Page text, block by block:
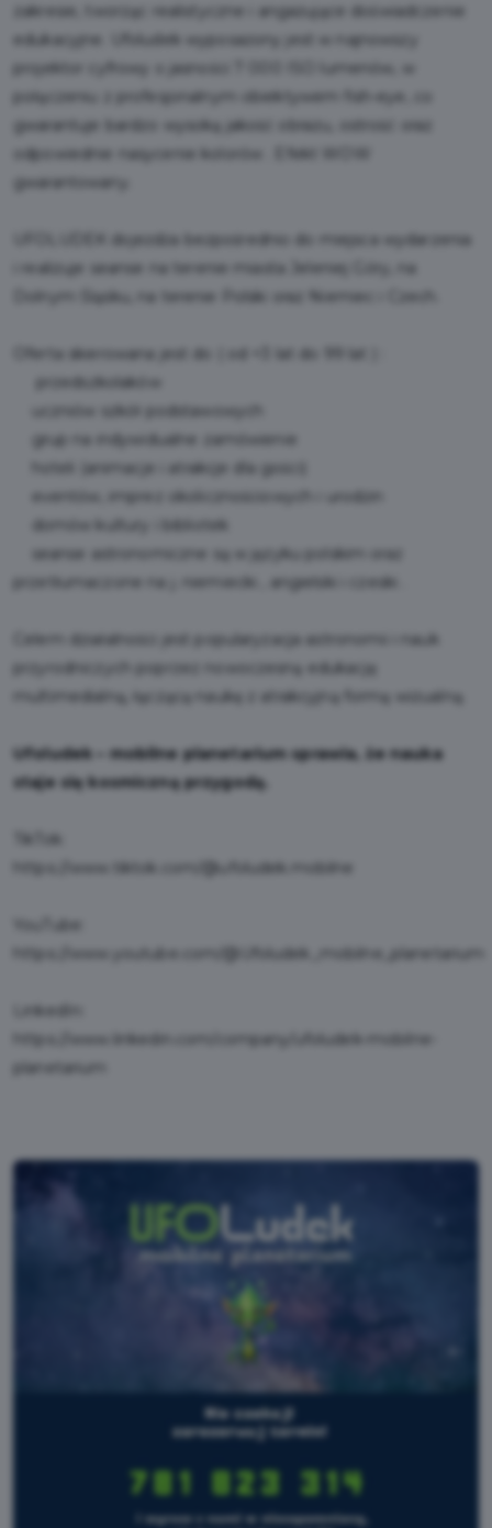
zakresie, tworząc realistyczne i angażujące doświadczenie
edukacyjne. Ufoludek wyposażony jest w najnowszy
projektor cyfrowy o jasności 7 000 ISO lumenów, w
połączeniu z profesjonalnym obiektywem fish-eye, co
gwarantuje bardzo wysoką jakość obrazu, ostrość oraz
odpowiednie nasycenie kolorów . Efekt WOW
gwarantowany.
UFOLUDEK dojeżdża bezpośrednio do miejsca wydarzenia
i realizuje seanse na terenie miasta Jeleniej Góry, na
Dolnym Śląsku, na terenie Polski oraz Niemiec i Czech.
Oferta skierowana jest do ( od +3 lat do 99 lat ) :
przedszkolaków
uczniów szkół podstawowych
grup na indywidualne zamówienie
hoteli (animacje i atrakcje dla gości)
eventów, imprez okolicznościowych i urodzin
seanse astronomiczne są w języku polskim oraz
przetłumaczone na j. niemiecki , angielski i czeski .
Celem działalności jest popularyzacja astronomii i nauk
przyrodniczych poprzez nowoczesną edukację
multimedialną, łączącą naukę z atrakcyjną formą wizualną.
Ufoludek – mobilne planetarium sprawia, że nauka
staje się kosmiczną przygodą.
https://www.tiktok.com/@ufoludek.mobilne
https://www.youtube.com/@Ufoludek_mobilne_planetarium
LinkedIn:
https://www.linkedin.com/company/ufoludek-mobilne-
planetarium